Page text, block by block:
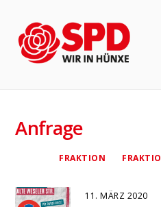
Anfrage
FRAKTION
11. MÄRZ 2020